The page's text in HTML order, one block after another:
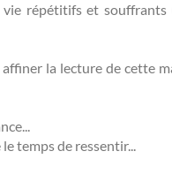
vie répétitifs et souffrants
affiner la lecture de cette
temps de ressentir...